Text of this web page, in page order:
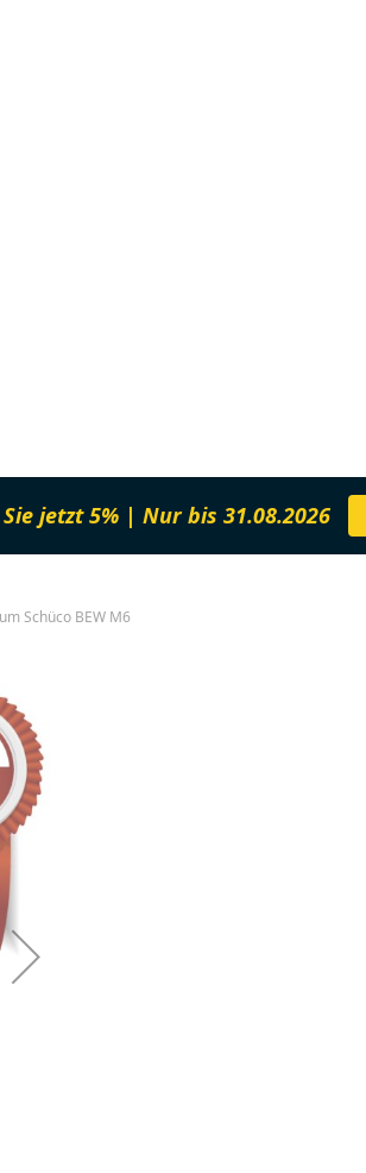
jetzt 5% | Nur bis 31.08.2026
Schüco BEW M6